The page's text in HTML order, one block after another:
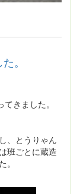
。
きました。
、とうりゃん
班ごとに蔵造